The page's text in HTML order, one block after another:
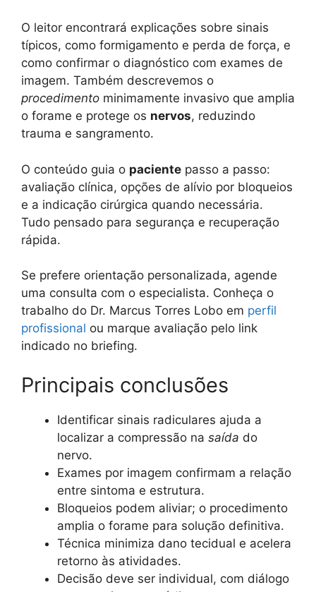
O leitor encontrará explicações sobre sinais
típicos, como formigamento e perda de força, e
como confirmar o diagnóstico com exames de
imagem. Também descrevemos o
procedimento minimamente invasivo que amplia
o forame e protege os nervos, reduzindo
trauma e sangramento.
O conteúdo guia o paciente passo a passo:
avaliação clínica, opções de alívio por bloqueios
e a indicação cirúrgica quando necessária.
Tudo pensado para segurança e recuperação
rápida.
Se prefere orientação personalizada, agende
uma consulta com o especialista. Conheça o
trabalho do Dr. Marcus Torres Lobo em perfil
profissional ou marque avaliação pelo link
indicado no briefing.
Principais conclusões
Identificar sinais radiculares ajuda a
localizar a compressão na saída do
nervo.
Exames por imagem confirmam a relação
entre sintoma e estrutura.
Bloqueios podem aliviar; o procedimento
amplia o forame para solução definitiva.
Técnica minimiza dano tecidual e acelera
retorno às atividades.
Decisão deve ser individual, com diálogo